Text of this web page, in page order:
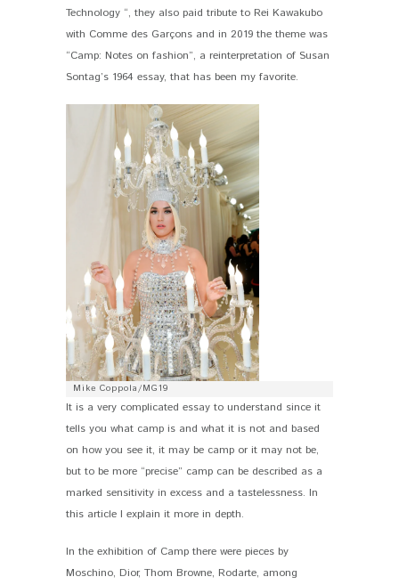
Technology “, they also paid tribute to Rei Kawakubo
with Comme des Garçons and in 2019 the theme was
“Camp: Notes on fashion”, a reinterpretation of Susan
Sontag’s 1964 essay, that has been my favorite.
Mike Coppola/MG19
It is a very complicated essay to understand since it
tells you what camp is and what it is not and based
on how you see it, it may be camp or it may not be,
but to be more “precise” camp can be described as a
marked sensitivity in excess and a tastelessness. In
this article I explain it more in depth.
In the exhibition of Camp there were pieces by
Moschino, Dior, Thom Browne, Rodarte, among